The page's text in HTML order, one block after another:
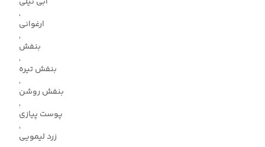
,
ارغوانی
,
بنفش
,
بنفش تیره
,
بنفش روشن
,
پوست پیازی
,
زرد لیمویی